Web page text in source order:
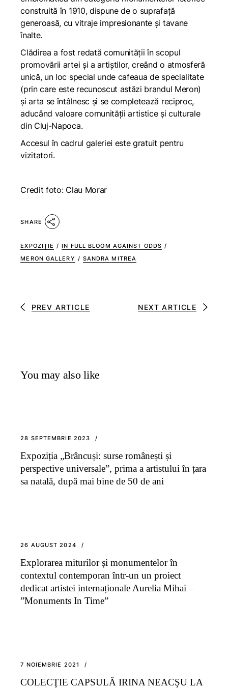
construită în 1910, dispune de o suprafață
generoasă, cu vitraje impresionante și tavane
înalte.
Clădirea a fost redată comunității în scopul
promovării artei și a artiștilor, creând o atmosferă
unică, un loc special unde cafeaua de specialitate
(prin care este recunoscut astăzi brandul Meron)
și arta se întâlnesc și se completează reciproc,
aducând valoare comunității artistice și culturale
din Cluj-Napoca.
Accesul în cadrul galeriei este gratuit pentru
vizitatori.
Credit foto: Clau Morar
SHARE
EXPOZIȚIE / IN FULL BLOOM AGAINST ODDS /
MERON GALLERY / SANDRA MITREA
PREV ARTICLE NEXT ARTICLE
You may also like
28 SEPTEMBRIE 2023
Expoziția „Brâncuși: surse românești și
perspective universale”, prima a artistului în țara
sa natală, după mai bine de 50 de ani
26 AUGUST 2024
Explorarea miturilor și monumentelor în
contextul contemporan într-un un proiect
dedicat artistei internaționale Aurelia Mihai –
”Monuments In Time”
7 NOIEMBRIE 2021
COLECŢIE CAPSULĂ IRINA NEACŞU LA